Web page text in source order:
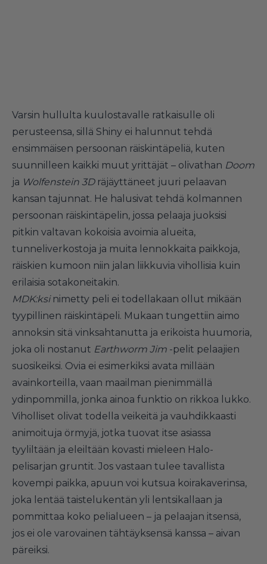
Varsin hullulta kuulostavalle ratkaisulle oli
perusteensa, sillä Shiny ei halunnut tehdä
ensimmäisen persoonan räiskintäpeliä, kuten
suunnilleen kaikki muut yrittäjät – olivathan Doom
ja Wolfenstein 3Dräjäyttäneet juuri pelaavan
kansan tajunnat. He halusivat tehdä kolmannen
persoonan räiskintäpelin, jossa pelaaja juoksisi
pitkin valtavan kokoisia avoimia alueita,
tunneliverkostoja ja muita lennokkaita paikkoja,
räiskien kumoon niin jalan liikkuvia vihollisia kuin
erilaisia sotakoneitakin.
MDK:ksinimetty peli ei todellakaan ollut mikään
tyypillinen räiskintäpeli. Mukaan tungettiin aimo
annoksin sitä vinksahtanutta ja erikoista huumoria,
joka oli nostanut Earthworm Jim -pelit pelaajien
suosikeiksi. Ovia ei esimerkiksi avata millään
avainkorteilla, vaan maailman pienimmällä
ydinpommilla, jonka ainoa funktio on rikkoa lukko.
Viholliset olivat todella veikeitä ja vauhdikkaasti
animoituja örmyjä, jotka tuovat itse asiassa
tyyliltään ja eleiltään kovasti mieleen Halo-
pelisarjan gruntit. Jos vastaan tulee tavallista
kovempi paikka, apuun voi kutsua koirakaverinsa,
joka lentää taistelukentän yli lentsikallaan ja
pommittaa koko pelialueen – ja pelaajan itsensä,
jos ei ole varovainen tähtäyksensä kanssa – aivan
päreiksi.